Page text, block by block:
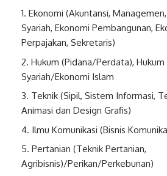
Ekonomi (Akuntansi,
Syariah, Ekonomi Pembangunan,
Perpajakan, Sekretaris)
Hukum (Pidana/Perdata), Hukum
Syariah/Ekonomi Islam
Teknik (Sipil, Sistem Informasi,
Animasi dan Design Grafis)
Ilmu Komunikasi (Bisnis
Pertanian (Teknik Pertanian,
Agribisnis)/Perikan/Perkebunan)